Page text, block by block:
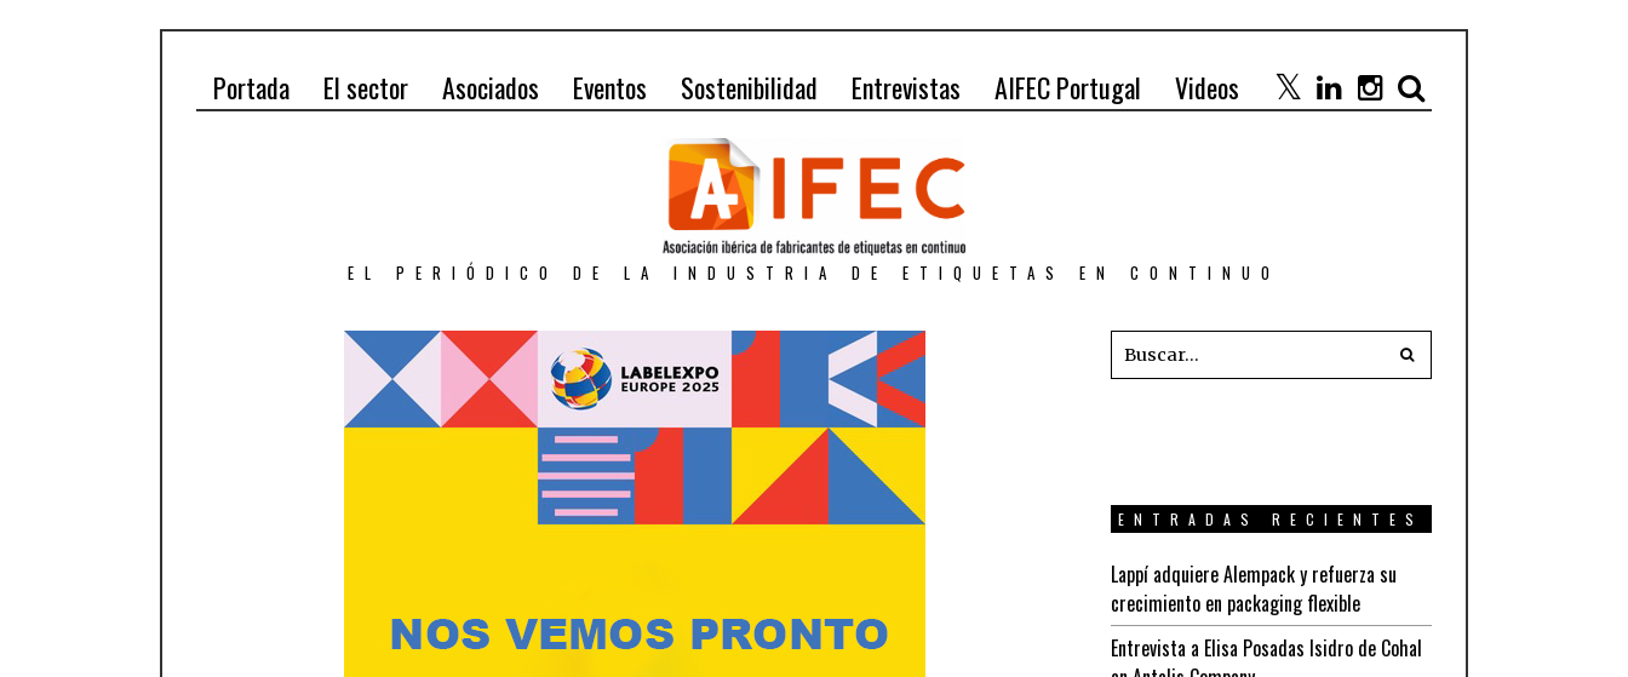
Portada El sector Asociados Eventos Sostenibilidad Entrevistas AIFEC Portugal Videos
EL PERIÓDICO DE LA INDUSTRIA DE ETIQUETAS EN CONTINUO
ENTRADAS RECIENTES
Lappí adquiere Alempack y refuerza su
crecimiento en packaging flexible
Entrevista a Elisa Posadas Isidro de Cohal